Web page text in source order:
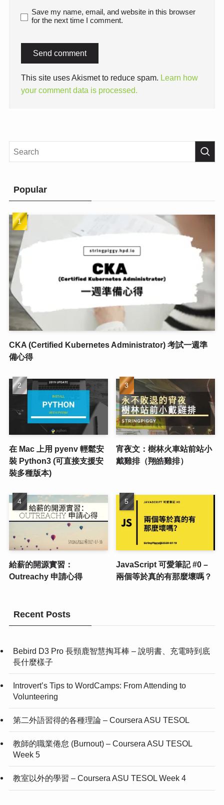
Save my name, email, and website in this browser
for the next time I comment.
This site uses Akismet to reduce spam. Learn how
your comment data is processed.
Popular
CKA (Certified Kubernetes Administrator) 考試一週準
備心得
在 Mac 上用 pyenv 輕鬆安
裝 Python3 (可直接支援安
裝多種版本)
宵夜文：樹林火車站前站小
戴雞排（翔皓雞排）
給薪的開源實習：
Outreachy 申請心得
JavaScript 可愛筆記 #0 –
兩個等於真的有那麼壞嗎？
Recent Posts
Bebird D3 Pro 長頸鹿智慧掏耳棒 – 說明書、充電時到底
長什麼樣子
Introvert’s Tips to WordCamps: From Attending to
Volunteering
第二外語習得的各種理論 – Coursera ASU TESOL
教師的職業倦怠 (Burnout) – Coursera ASU TESOL
Week 5
教室以外的學習 – Coursera ASU TESOL Week 4